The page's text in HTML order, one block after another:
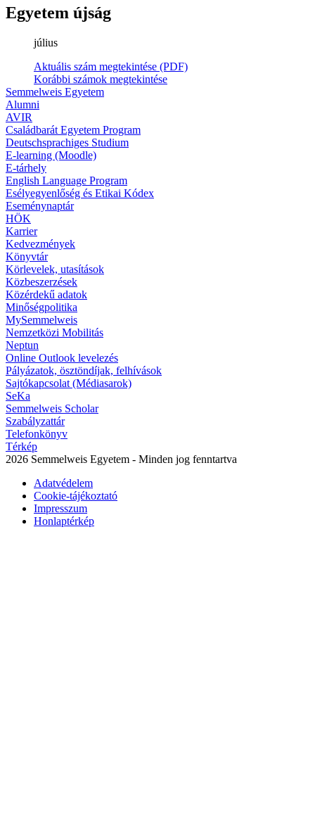
Egyetem újság
július
Aktuális szám megtekintése (PDF)
Korábbi számok megtekintése
Semmelweis Egyetem
Alumni
AVIR
Családbarát Egyetem Program
Deutschsprachiges Studium
E-learning (Moodle)
E-tárhely
English Language Program
Esélyegyenlőség és Etikai Kódex
Eseménynaptár
HÖK
Karrier
Kedvezmények
Könyvtár
Körlevelek, utasítások
Közbeszerzések
Közérdekű adatok
Minőségpolitika
MySemmelweis
Nemzetközi Mobilitás
Neptun
Online Outlook levelezés
Pályázatok, ösztöndíjak, felhívások
Sajtókapcsolat (Médiasarok)
SeKa
Semmelweis Scholar
Szabályzattár
Telefonkönyv
Térkép
2026 Semmelweis Egyetem - Minden jog fenntartva
Adatvédelem
Cookie-tájékoztató
Impresszum
Honlaptérkép